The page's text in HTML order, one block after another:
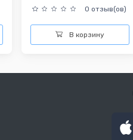
0 отзыв(ов)
В корзину